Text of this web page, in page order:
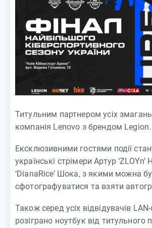
Титульним партнером усіх
компанія Lenovo з брендом Legion.
Ексклюзивними гостями події
українські стрімери Артур
‘DianaRice’ Шока, з якими можна
сфотографуватися та взяти
Також серед усіх відвідувачів
розіграно ноутбук від титульного